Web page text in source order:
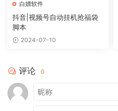
白嫖软件
抖音|视频号自动挂机抢福袋
脚本
2024-07-10
评论 0